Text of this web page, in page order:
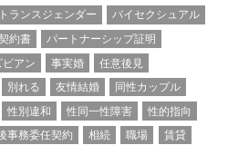
トランスジェンダー
バイセクシュアル
約書
パートナーシップ証明
ビアン 事実婚
任意後見
別れる 友情結婚
同性カップル
性別違和 性同一性障害
性的指向
事務委任契約 相続 職場 賃貸